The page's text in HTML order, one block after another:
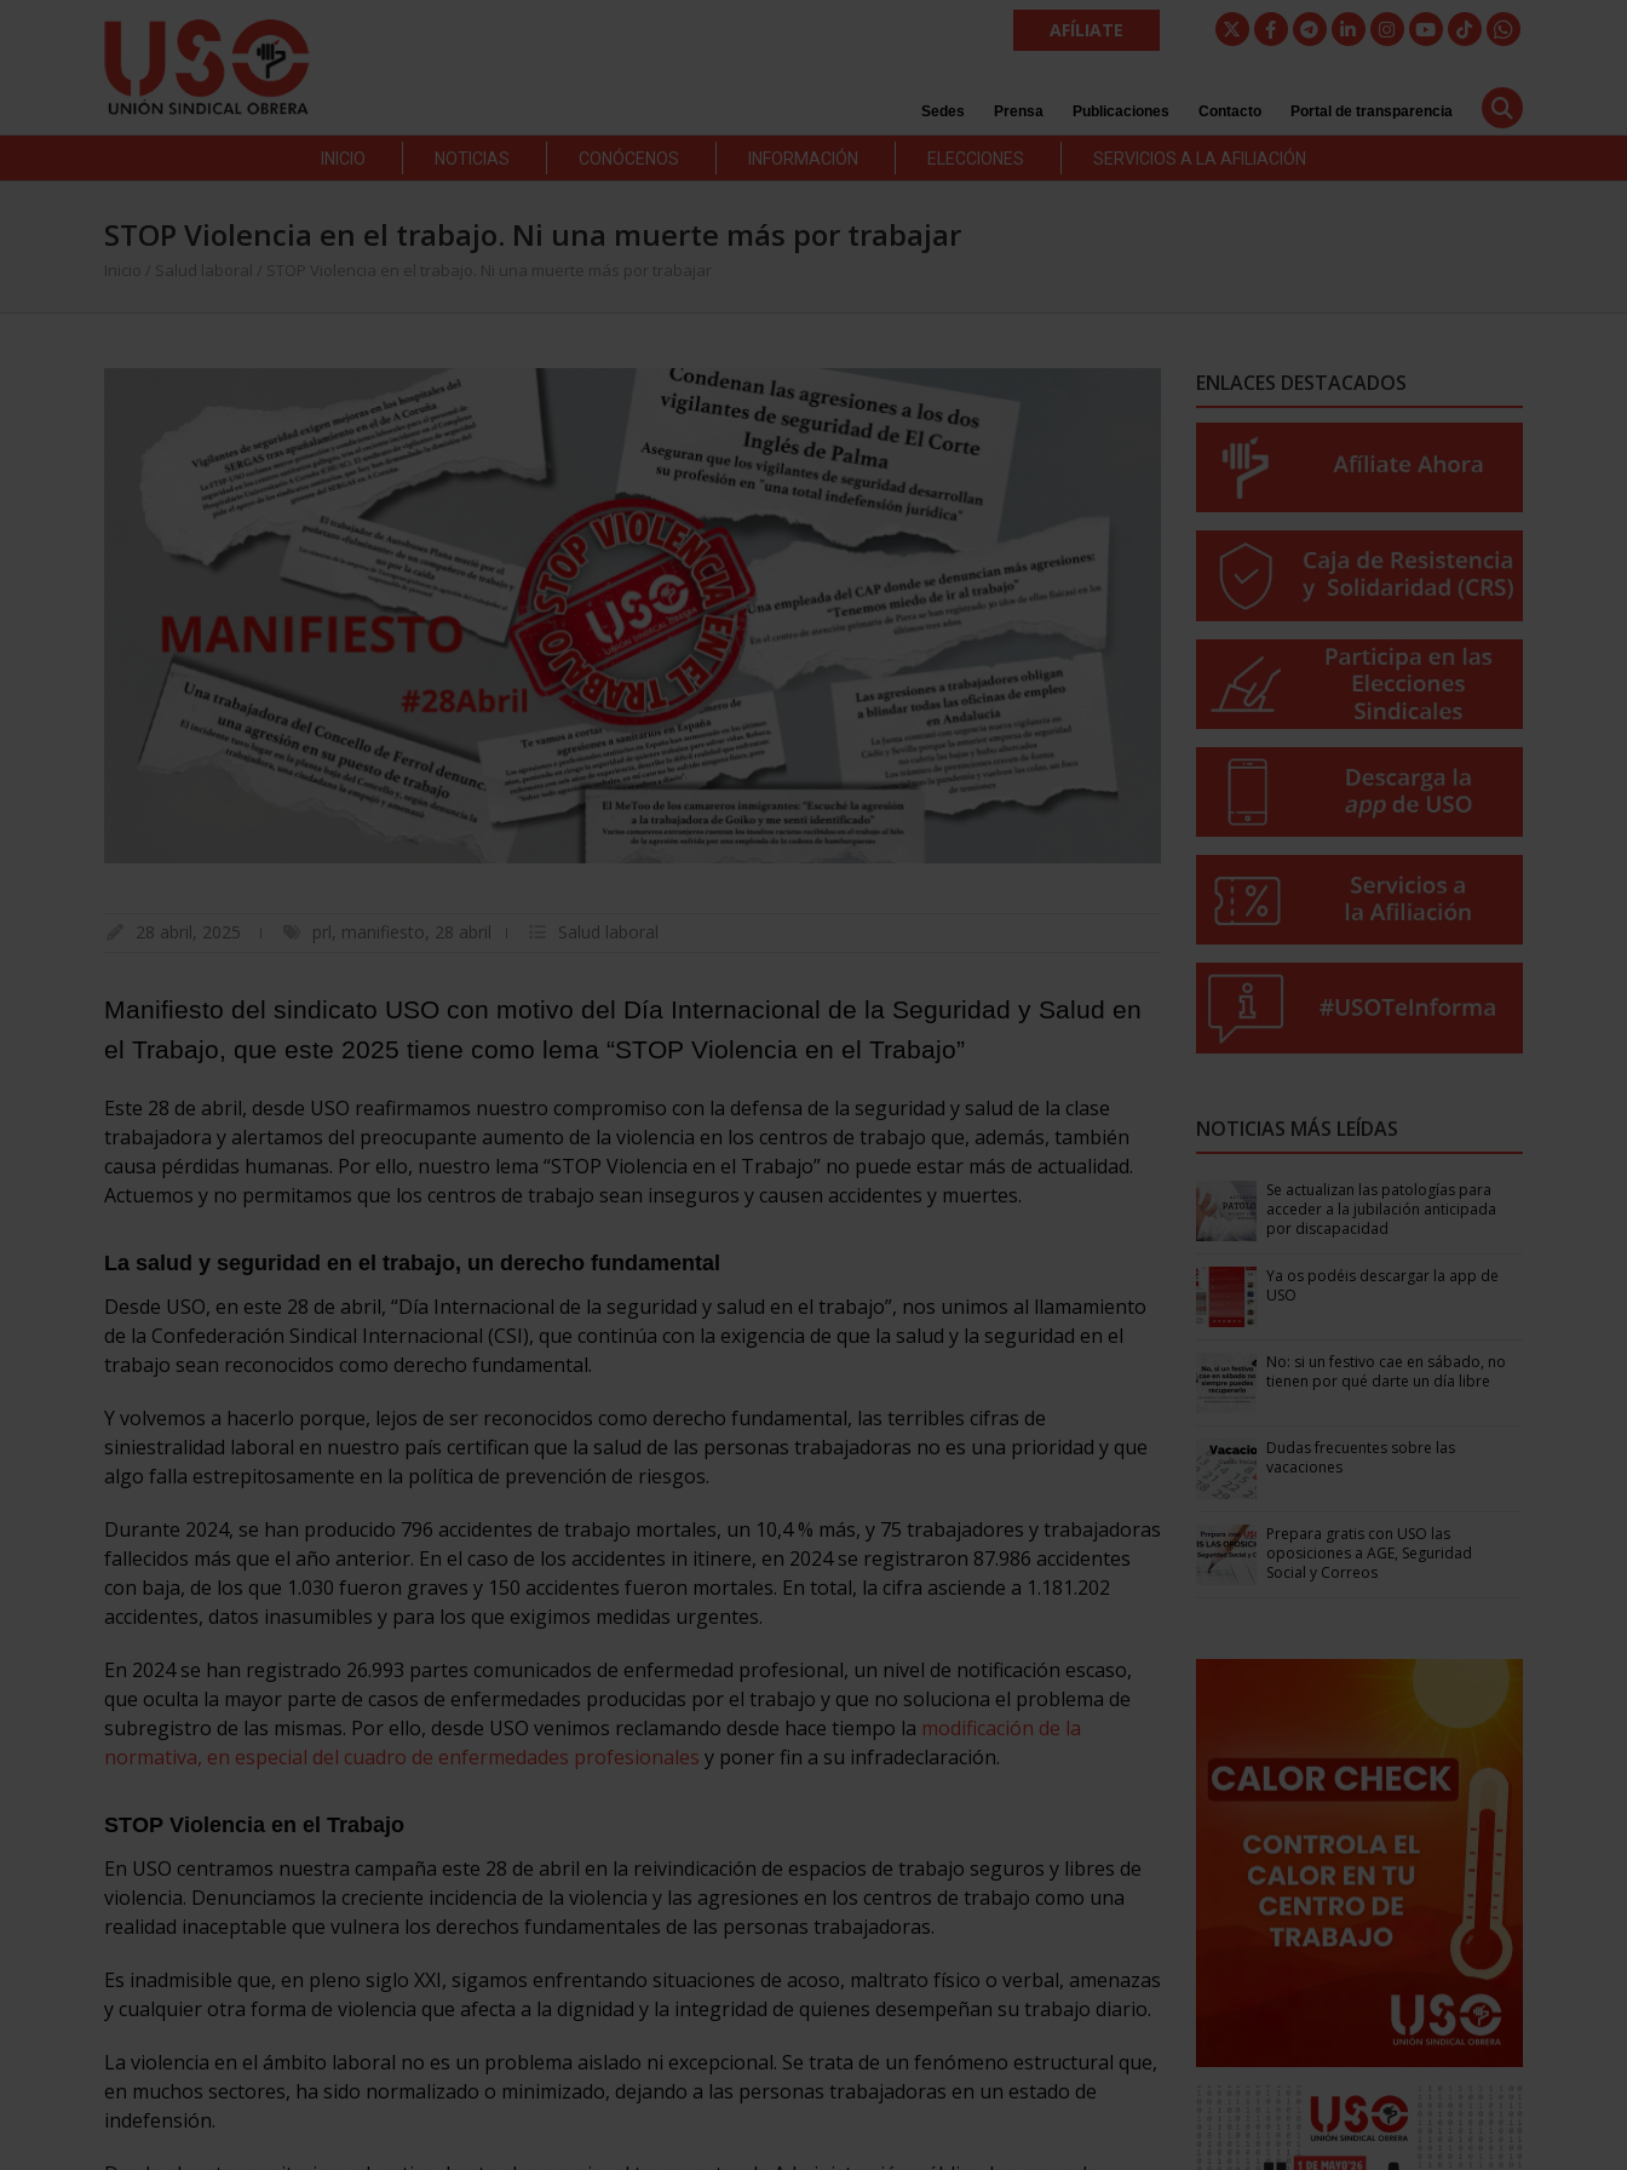
AFÍLIATE
Sedes Prensa Publicaciones Contacto Portal de transparencia
INICIO NOTICIAS CONÓCENOS INFORMACIÓN ELECCIONES SERVICIOS A LA AFILIACIÓN
STOP Violencia en el trabajo. Ni una muerte más por trabajar
Inicio Salud laboral STOP Violencia en el trabajo. Ni una muerte más por trabajar
28 abril, 2025 prl, manifiesto, 28 abril Salud laboral
Manifiesto del sindicato USO con motivo del Día Internacional de la Seguridad y Salud en
el Trabajo, que este 2025 tiene como lema “STOP Violencia en el Trabajo”
Este 28 de abril, desde USO reafirmamos nuestro compromiso con la defensa de la seguridad y salud de la clase
trabajadora y alertamos del preocupante aumento de la violencia en los centros de trabajo que, además, también
causa pérdidas humanas. Por ello, nuestro lema “STOP Violencia en el Trabajo” no puede estar más de actualidad.
Actuemos y no permitamos que los centros de trabajo sean inseguros y causen accidentes y muertes.
La salud y seguridad en el trabajo, un derecho fundamental
Desde USO, en este 28 de abril, “Día Internacional de la seguridad y salud en el trabajo”, nos unimos al llamamiento
de la Confederación Sindical Internacional (CSI), que continúa con la exigencia de que la salud y la seguridad en el
trabajo sean reconocidos como derecho fundamental.
Y volvemos a hacerlo porque, lejos de ser reconocidos como derecho fundamental, las terribles cifras de
siniestralidad laboral en nuestro país certifican que la salud de las personas trabajadoras no es una prioridad y que
algo falla estrepitosamente en la política de prevención de riesgos.
Durante 2024, se han producido 796 accidentes de trabajo mortales, un 10,4 % más, y 75 trabajadores y trabajadoras
fallecidos más que el año anterior. En el caso de los accidentes in itinere, en 2024 se registraron 87.986 accidentes
con baja, de los que 1.030 fueron graves y 150 accidentes fueron mortales. En total, la cifra asciende a 1.181.202
accidentes, datos inasumibles y para los que exigimos medidas urgentes.
En 2024 se han registrado 26.993 partes comunicados de enfermedad profesional, un nivel de notificación escaso,
que oculta la mayor parte de casos de enfermedades producidas por el trabajo y que no soluciona el problema de
subregistro de las mismas. Por ello, desde USO venimos reclamando desde hace tiempo la modificación de la
normativa, en especial del cuadro de enfermedades profesionales y poner fin a su infradeclaración.
STOP Violencia en el Trabajo
En USO centramos nuestra campaña este 28 de abril en la reivindicación de espacios de trabajo seguros y libres de
violencia. Denunciamos la creciente incidencia de la violencia y las agresiones en los centros de trabajo como una
realidad inaceptable que vulnera los derechos fundamentales de las personas trabajadoras.
Es inadmisible que, en pleno siglo XXI, sigamos enfrentando situaciones de acoso, maltrato físico o verbal, amenazas
y cualquier otra forma de violencia que afecta a la dignidad y la integridad de quienes desempeñan su trabajo diario.
La violencia en el ámbito laboral no es un problema aislado ni excepcional. Se trata de un fenómeno estructural que,
en muchos sectores, ha sido normalizado o minimizado, dejando a las personas trabajadoras en un estado de
indefensión.
ENLACES DESTACADOS
NOTICIAS MÁS LEÍDAS
Se actualizan las patologías para
acceder a la jubilación anticipada
por discapacidad
Ya os podéis descargar la app de
USO
No: si un festivo cae en sábado, no
tienen por qué darte un día libre
Dudas frecuentes sobre las
vacaciones
Prepara gratis con USO las
oposiciones a AGE, Seguridad
Social y Correos